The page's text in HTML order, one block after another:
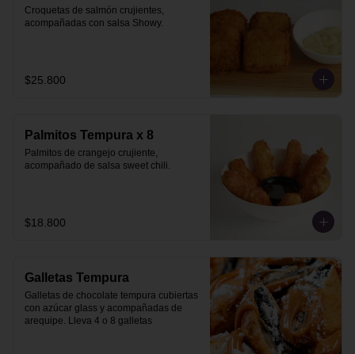
Croquetas de salmón crujientes,
acompañadas con salsa Showy.
$25.800
Palmitos Tempura x 8
Palmitos de crangejo crujiente,
acompañado de salsa sweet chili.
$18.800
Galletas Tempura
Galletas de chocolate tempura cubiertas
con azúcar glass y acompañadas de
arequipe. Lleva 4 o 8 galletas